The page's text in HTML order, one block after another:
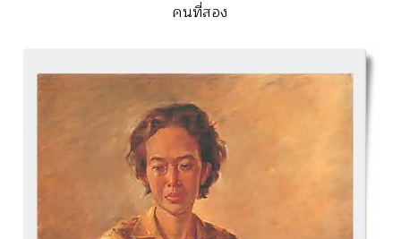
คนที่สอง